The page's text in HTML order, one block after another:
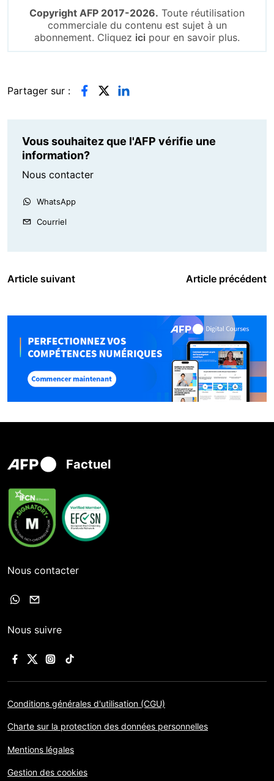
Copyright AFP 2017-2026. Toute réutilisation
commerciale du contenu est sujet à un
abonnement. Cliquez ici pour en savoir plus.
Partager sur :
Vous souhaitez que l'AFP vérifie une
information?
Nous contacter
WhatsApp
Courriel
Article suivant Article précédent
Factuel
Nous contacter
Nous suivre
Conditions générales d'utilisation (CGU)
Charte sur la protection des données personnelles
Mentions légales
Gestion des cookies